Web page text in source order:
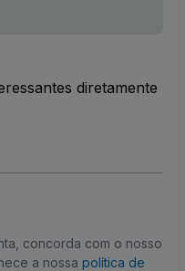
diretamente
concorda com o nosso
a nossa política de